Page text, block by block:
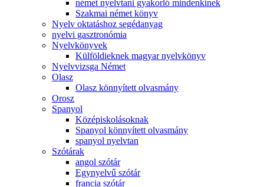
német nyelvtani gyakorló mindenkinek
Szakmai német könyv
Nyelv oktatáshoz segédanyag
nyelvi gasztronómia
Nyelvkönyvek
Külföldieknek magyar nyelvkönyv
Nyelvvizsga Német
Olasz
Olasz könnyített olvasmány
Orosz
Spanyol
Középiskolásoknak
Spanyol könnyített olvasmány
spanyol nyelvtan
Szótárak
angol szótár
Egynyelvű szótár
francia szótár